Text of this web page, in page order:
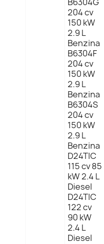
204 cv
150 kW
2.9 L
Benzina
B6304F
204 cv
150 kW
2.9 L
Benzina
B6304S
204 cv
150 kW
2.9 L
Benzina
D24TIC
115 cv 85
kW 2.4 L
Diesel
D24TIC
122 cv
90 kW
2.4 L
Diesel